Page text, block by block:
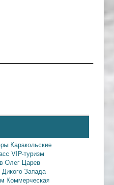
Каракольские
VIP-туризм
Олег Царев
Запада
Коммерческая